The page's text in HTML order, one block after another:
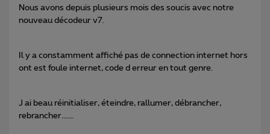
Nous avons depuis plusieurs mois des soucis avec notre
nouveau décodeur v7.
Il y a constamment affiché pas de connection internet hors
ont est foule internet, code d erreur en tout genre.
J ai beau réinitialiser, éteindre, rallumer, débrancher,
rebrancher....…